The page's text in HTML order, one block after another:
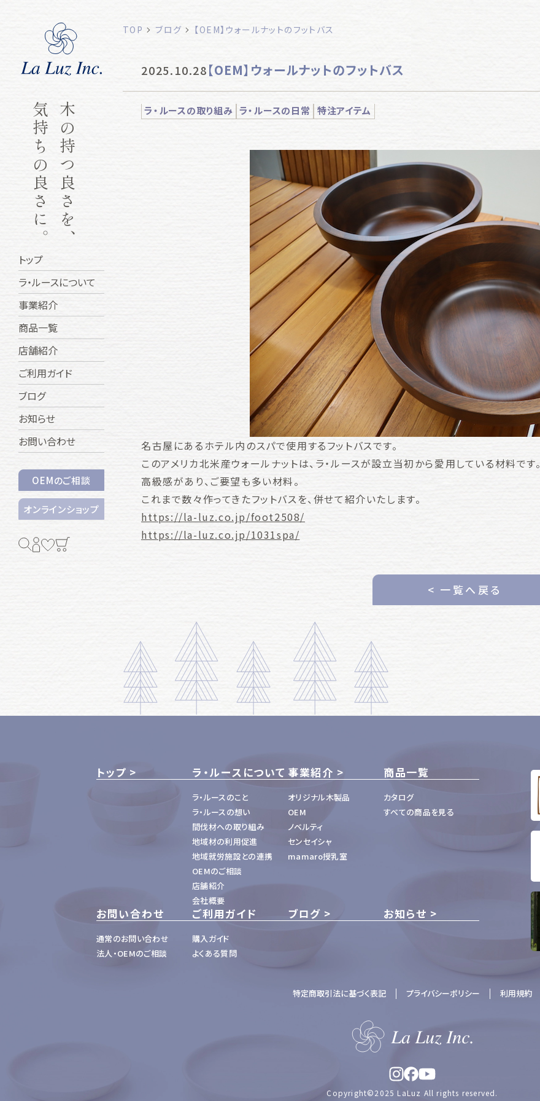
木の持つ良さを、
気持ちの良さに。
トップ
ラ・ルースについて
事業紹介
商品一覧
店舗紹介
ご利用ガイド
ブログ
お知らせ
お問い合わせ
OEMのご相談
オンラインショップ
TOP ブログ 【OEM】ウォールナットのフットバス
2025.10.28【OEM】ウォールナットのフットバス
ラ・ルースの取り組み ラ・ルースの日常 特注アイテム
名古屋にあるホテル内のスパで使用するフットバスです。
このアメリカ北米産ウォールナットは、ラ・ルースが設立当初から愛用している材料です。
高級感があり、ご要望も多い材料。
これまで数々作ってきたフットバスを、併せて紹介いたします。
https://la-luz.co.jp/foot2508/
https://la-luz.co.jp/1031spa/
< 一覧へ戻る
トップ ラ・ルースについて
ラ・ルースのこと
ラ・ルースの想い
間伐材への取り組み
地域材の利用促進
地域就労施設との連携
OEMのご相談
店舗紹介
会社概要
事業紹介
オリジナル木製品
OEM
ノベルティ
センセイシャ
mamaro授乳室
商品一覧
カタログ
すべての商品を見る
お問い合わせ
通常のお問い合わせ
法人・OEMのご相談
ご利用ガイド
購入ガイド
よくある質問
ブログ お知らせ
特定商取引法に基づく表記 プライバシーポリシー 利用規約
Copyright©2025 LaLuz All rights reserved.